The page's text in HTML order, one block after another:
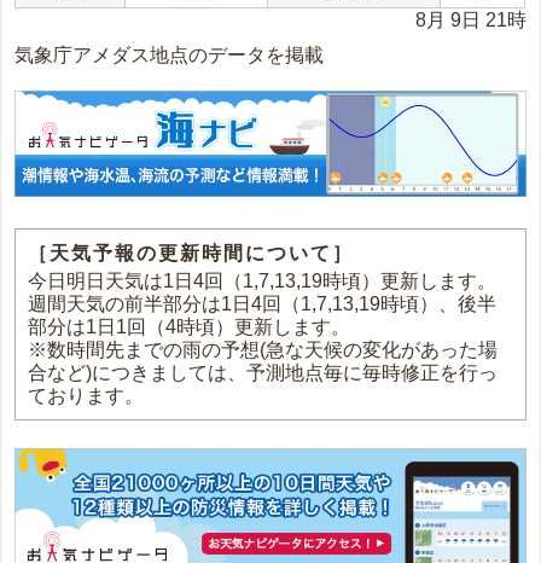
8月 9日 21時
気象庁アメダス地点のデータを掲載
［天気予報の更新時間について］
今日明日天気は1日4回（1,7,13,19時頃）更新します。
週間天気の前半部分は1日4回（1,7,13,19時頃）、後半
部分は1日1回（4時頃）更新します。
※数時間先までの雨の予想(急な天候の変化があった場
合など)につきましては、予測地点毎に毎時修正を行っ
ております。